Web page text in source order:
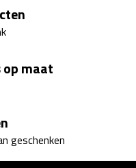
op maat
geschenken